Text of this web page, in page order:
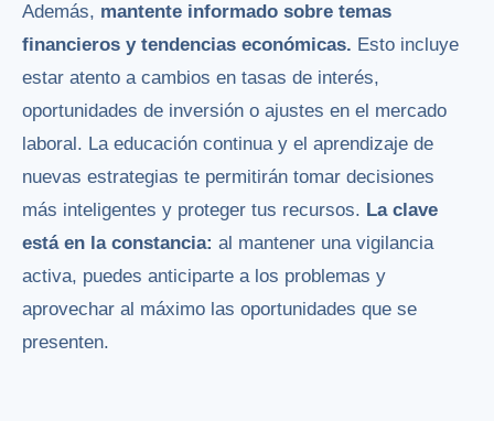
Además, mantente informado sobre temas
financieros y tendencias económicas. Esto incluye
estar atento a cambios en tasas de interés,
oportunidades de inversión o ajustes en el mercado
laboral. La educación continua y el aprendizaje de
nuevas estrategias te permitirán tomar decisiones
más inteligentes y proteger tus recursos. La clave
está en la constancia: al mantener una vigilancia
activa, puedes anticiparte a los problemas y
aprovechar al máximo las oportunidades que se
presenten.